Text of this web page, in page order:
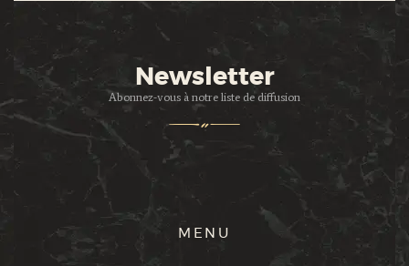
Newsletter
Abonnez-vous à notre liste de diffusion
MENU